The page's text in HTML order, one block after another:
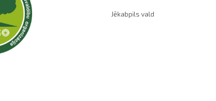
Jēkabpils vald